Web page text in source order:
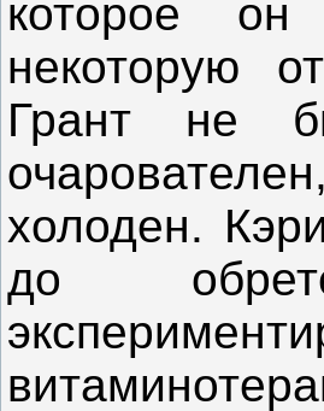
которое
некоторую
Грант не
холоден.
до